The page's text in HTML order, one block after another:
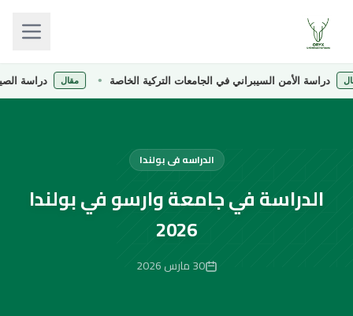
الأمن السيبراني في الجامعات التركية الخاصة مقال دراسة الصيدلة في
الدراسه فى بولندا
الدراسة في جامعة وارسو في بولندا
2026
30 مارس 2026